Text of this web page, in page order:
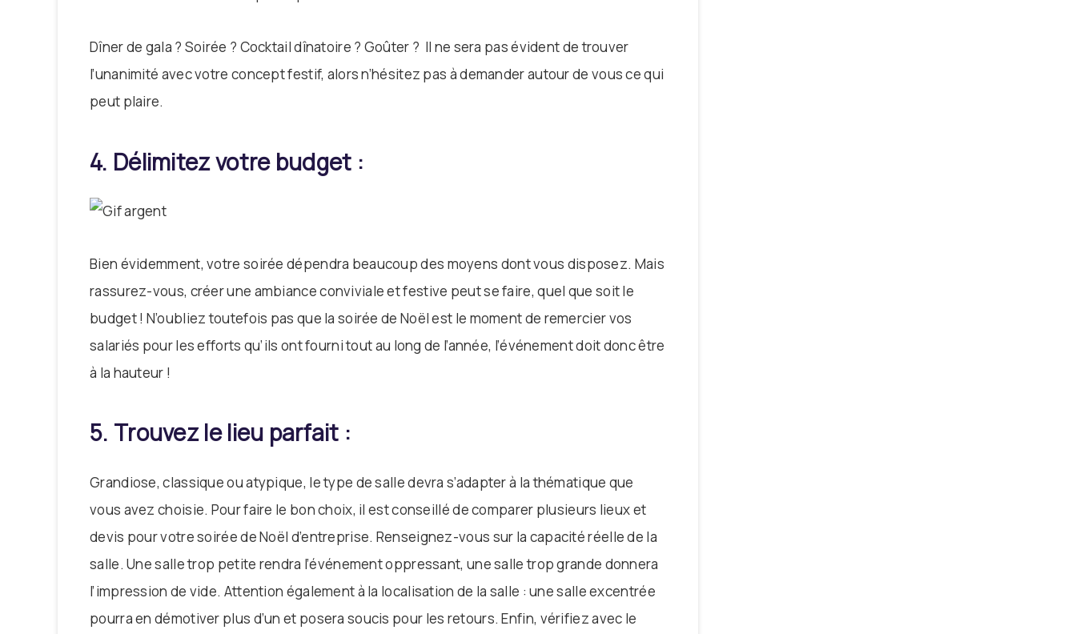
Dîner de gala ? Soirée ? Cocktail dînatoire ? Goûter ? Il ne sera pas évident de trouver
l’unanimité avec votre concept festif, alors n’hésitez pas à demander autour de vous ce qui
peut plaire.
4. Délimitez votre budget :
Bien évidemment, votre soirée dépendra beaucoup des moyens dont vous disposez. Mais
rassurez-vous, créer une ambiance conviviale et festive peut se faire, quel que soit le
budget ! N’oubliez toutefois pas que la soirée de Noël est le moment de remercier vos
salariés pour les efforts qu’ils ont fourni tout au long de l’année, l’événement doit donc être
à la hauteur !
5. Trouvez le lieu parfait :
Grandiose, classique ou atypique, le type de salle devra s’adapter à la thématique que
vous avez choisie. Pour faire le bon choix, il est conseillé de comparer plusieurs lieux et
devis pour votre soirée de Noël d’entreprise. Renseignez-vous sur la capacité réelle de la
salle. Une salle trop petite rendra l’événement oppressant, une salle trop grande donnera
l’impression de vide. Attention également à la localisation de la salle : une salle excentrée
pourra en démotiver plus d’un et posera soucis pour les retours. Enfin, vérifiez avec le